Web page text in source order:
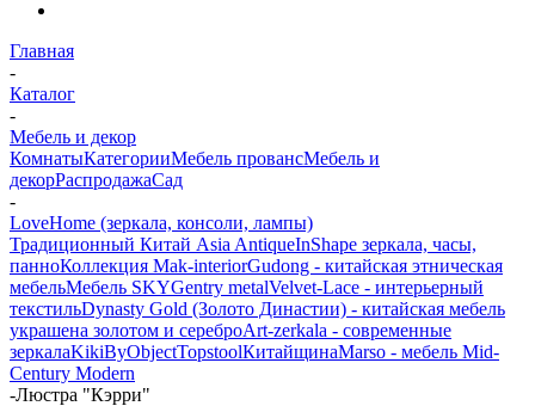
Главная
-
Каталог
-
Мебель и декор
КомнатыКатегорииМебель провансМебель и
декорРаспродажаСад
-
LoveHome (зеркала, консоли, лампы)
Традиционный Китай Asia AntiqueInShape зеркала, часы,
панноКоллекция Mak-interiorGudong - китайская этническая
мебельМебель SKYGentry metalVelvet-Lace - интерьерный
текстильDynasty Gold (Золото Династии) - китайская мебель
украшена золотом и сереброArt-zerkala - современные
зеркалаKikiByObjectTopstoolКитайщинаMarso - мебель Mid-
Century Modern
-Люстра "Кэрри"